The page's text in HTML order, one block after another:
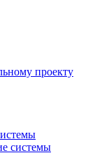
проекту
системы